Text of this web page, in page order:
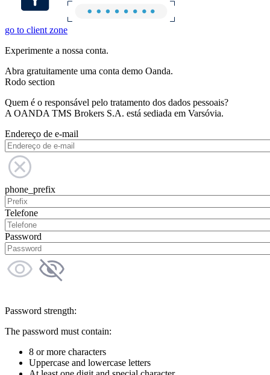
go to client zone
Experimente a nossa conta.
Abra gratuitamente uma conta demo Oanda.
Rodo section
Quem é o responsável pelo tratamento dos dados pessoais?
A OANDA TMS Brokers S.A. está sediada em Varsóvia.
Endereço de e-mail
phone_prefix
Telefone
Password
Password strength:
The password must contain:
8 or more characters
Uppercase and lowercase letters